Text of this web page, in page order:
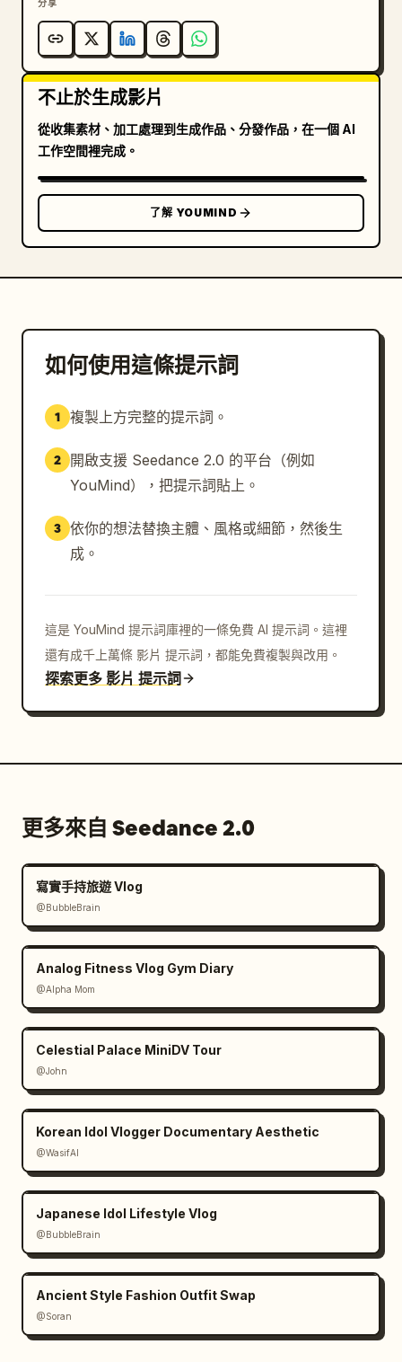
分享
不止於生成影片
從收集素材、加工處理到生成作品、分發作品，在一個 AI
工作空間裡完成。
了解 YOUMIND
如何使用這條提示詞
1 複製上方完整的提示詞。
2
開啟支援 Seedance 2.0 的平台（例如
YouMind），把提示詞貼上。
3 依你的想法替換主體、風格或細節，然後生
成。
這是 YouMind 提示詞庫裡的一條免費 AI 提示詞。這裡
還有成千上萬條 影片 提示詞，都能免費複製與改用。
探索更多 影片 提示詞
更多來自 Seedance 2.0
寫實手持旅遊 Vlog
@BubbleBrain
Analog Fitness Vlog Gym Diary
@Alpha Mom
Celestial Palace MiniDV Tour
@John
Korean Idol Vlogger Documentary Aesthetic
@WasifAI
Japanese Idol Lifestyle Vlog
@BubbleBrain
Ancient Style Fashion Outfit Swap
@Soran